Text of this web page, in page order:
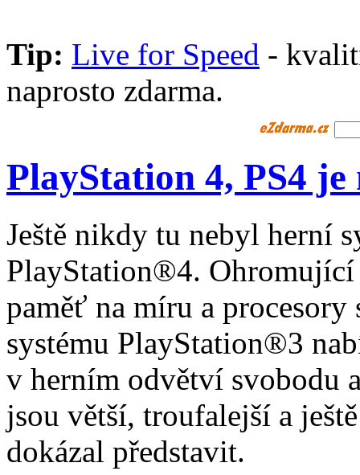
Tip: Live for Speed -
naprosto zdarma.
PlayStation 4, PS4 je
Ještě nikdy tu nebyl herní
PlayStation®4.
paměť na míru a
systému PlayStation®3
v herním odvětví svobodu
jsou větší, troufalejší a
dokázal představit.